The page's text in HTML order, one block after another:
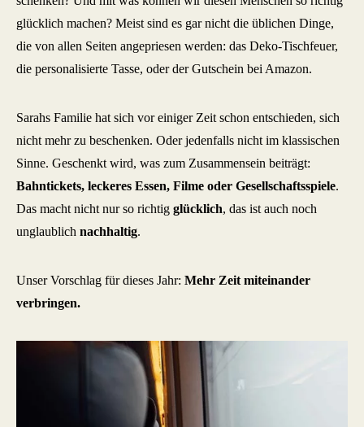
glücklich machen? Meist sind es gar nicht die üblichen Dinge,
die von allen Seiten angepriesen werden: das Deko-Tischfeuer,
die personalisierte Tasse, oder der Gutschein bei Amazon.
Sarahs Familie hat sich vor einiger Zeit schon entschieden, sich
nicht mehr zu beschenken. Oder jedenfalls nicht im klassischen
Sinne. Geschenkt wird, was zum Zusammensein beiträgt:
Bahntickets, leckeres Essen, Filme oder Gesellschaftsspiele.
Das macht nicht nur so richtig glücklich, das ist auch noch
unglaublich nachhaltig.
Unser Vorschlag für dieses Jahr: Mehr Zeit miteinander
verbringen.